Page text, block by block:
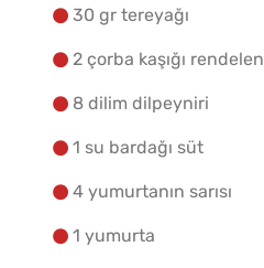
30 gr tereyağı
2 çorba kaşığı
8 dilim dilpeyniri
1 su bardağı süt
4 yumurtanın sarısı
1 yumurta